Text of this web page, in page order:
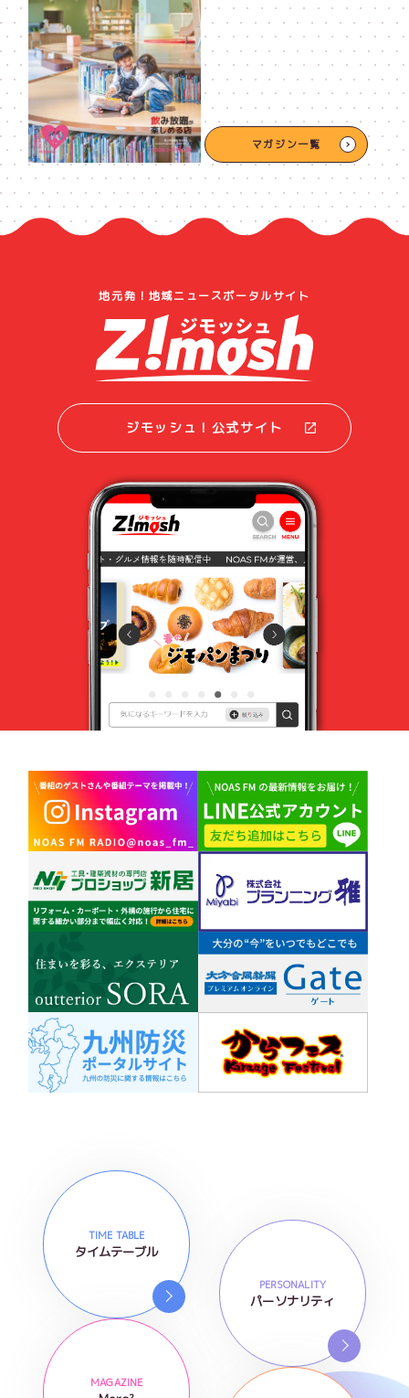
マガジン一覧
地元発！地域ニュースポータルサイト
ジモッシュ！公式サイト
TIME TABLE
タイムテーブル
PERSONALITY
パーソナリティ
MAGAZINE